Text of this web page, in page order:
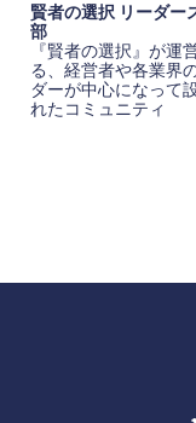
賢者の選択 リーダー
部
『賢者の選択』が運
る、経営者や各業界
ダーが中心になって
れたコミュニティ